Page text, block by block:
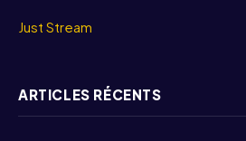
Just Stream
ARTICLES RÉCENTS